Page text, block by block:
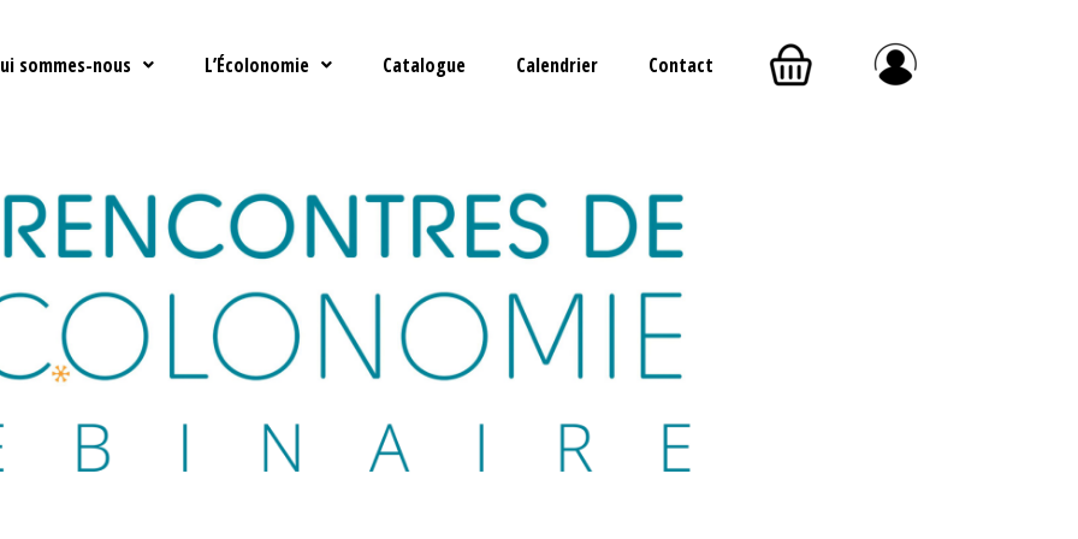
sommes-nous L’Écolonomie Catalogue Calendrier Contact